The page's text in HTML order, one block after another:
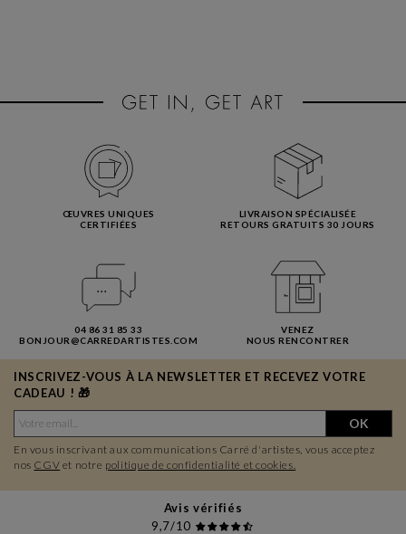
ŒUVRES UNIQUES
CERTIFIÉES
LIVRAISON SPÉCIALISÉE
RETOURS GRATUITS 30 JOURS
04 86 31 85 33
BONJOUR@CARREDARTISTES.COM
VENEZ
NOUS RENCONTRER
INSCRIVEZ-VOUS À LA NEWSLETTER ET RECEVEZ VOTRE
CADEAU ! 🎁
OK
En vous inscrivant aux communications Carré d'artistes, vous acceptez
nos CGV et notre politique de confidentialité et cookies.
Avis vérifiés
9,7/10